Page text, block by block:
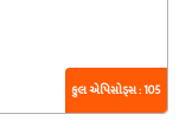
કુલ એપિસોડ્સ : 105